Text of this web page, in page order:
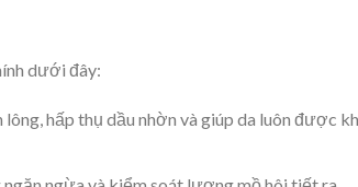
dưới đây:
hấp thụ dầu nhờn và giúp da luôn được